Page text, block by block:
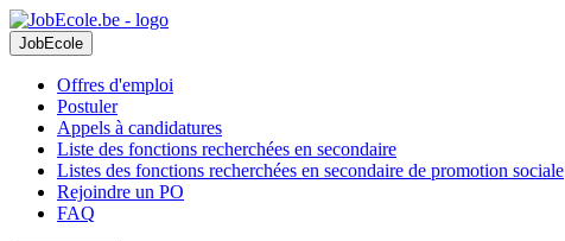
JobEcole
Offres d'emploi
Postuler
Appels à candidatures
Liste des fonctions recherchées en secondaire
Listes des fonctions recherchées en secondaire de promotion sociale
Rejoindre un PO
FAQ